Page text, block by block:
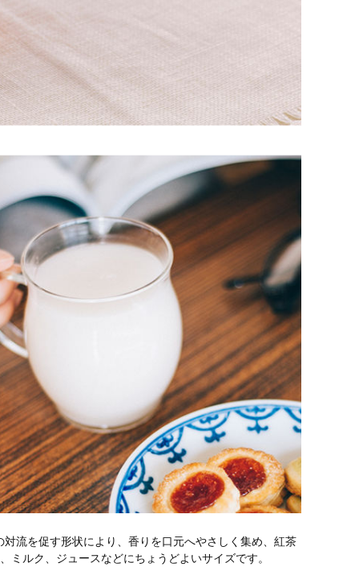
流を促す形状により、香りを口元へやさしく集め、紅茶
ミルク、ジュースなどにちょうどよいサイズです。